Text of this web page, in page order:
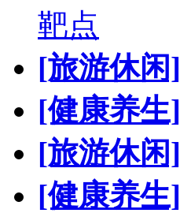
靶点
[旅游休闲]
[健康养生]
[旅游休闲]
[健康养生]